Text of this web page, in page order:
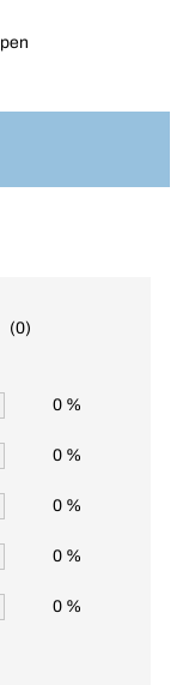
(0)
0 %
0 %
0 %
0 %
0 %